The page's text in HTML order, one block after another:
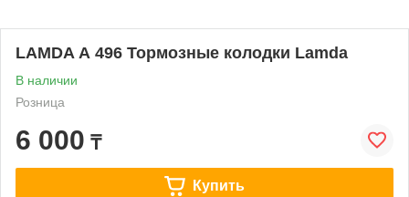
LAMDA А 496 Тормозные колодки Lamda
В наличии
Розница
6 000 ₸
Купить